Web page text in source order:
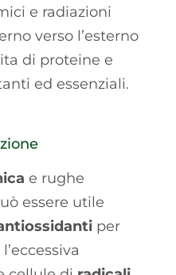
e radiazioni
verso l’esterno
di proteine e
ed essenziali.
e rughe
essere utile
per